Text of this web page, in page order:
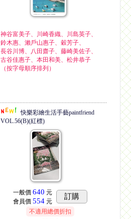
神谷富美子、川崎香織、川島英子、
鈴木惠、瀨戶山惠子、穀芳子、
長谷川博、八田齋子、藤崎美佐子、
古谷佳惠子、本田和美、松井恭子
（按字母順序排列）
快樂彩繪生活手藝paintfriend
VOL.56(B)(紅標)
一般價 640 元
會員價 554 元
訂購
不適用總價折扣